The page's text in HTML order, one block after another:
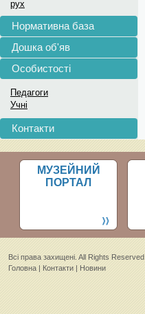
рух
Нормативна база
Дошка об'яв
Особистості
Педагоги
Учні
Контакти
МУЗЕЙНИЙ
ПОРТАЛ
Всi права захищенi. All Rights Reserved
Головна | Контакти | Новини